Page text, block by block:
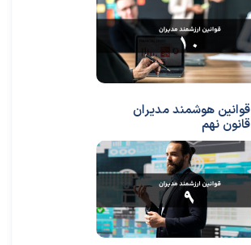
قوانین هوشمند مدیران
قانون نهم